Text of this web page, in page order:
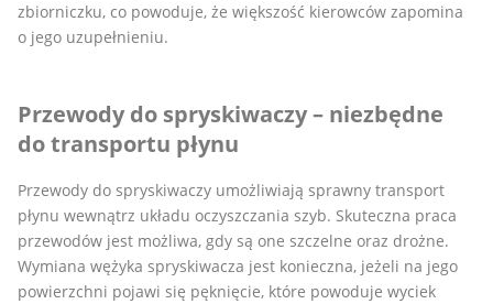
zbiorniczku, co powoduje, że większość kierowców zapomina
o jego uzupełnieniu.
Przewody do spryskiwaczy – niezbędne
do transportu płynu
Przewody do spryskiwaczy umożliwiają sprawny transport
płynu wewnątrz układu oczyszczania szyb. Skuteczna praca
przewodów jest możliwa, gdy są one szczelne oraz drożne.
Wymiana wężyka spryskiwacza jest konieczna, jeżeli na jego
powierzchni pojawi się pęknięcie, które powoduje wyciek